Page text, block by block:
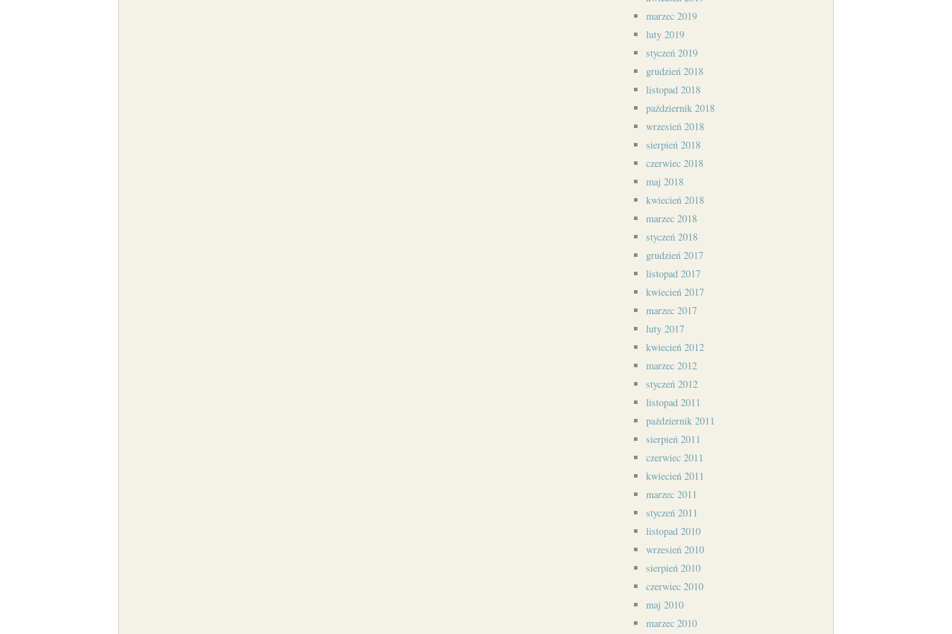
marzec 2019
luty 2019
styczeń 2019
grudzień 2018
listopad 2018
październik 2018
wrzesień 2018
sierpień 2018
czerwiec 2018
maj 2018
kwiecień 2018
marzec 2018
styczeń 2018
grudzień 2017
listopad 2017
kwiecień 2017
marzec 2017
luty 2017
kwiecień 2012
marzec 2012
styczeń 2012
listopad 2011
październik 2011
sierpień 2011
czerwiec 2011
kwiecień 2011
marzec 2011
styczeń 2011
listopad 2010
wrzesień 2010
sierpień 2010
czerwiec 2010
maj 2010
marzec 2010